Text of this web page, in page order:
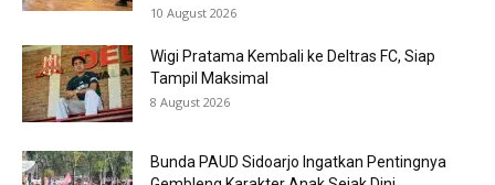
10 August 2026
Wigi Pratama Kembali ke Deltras FC, Siap
Tampil Maksimal
8 August 2026
Bunda PAUD Sidoarjo Ingatkan Pentingnya